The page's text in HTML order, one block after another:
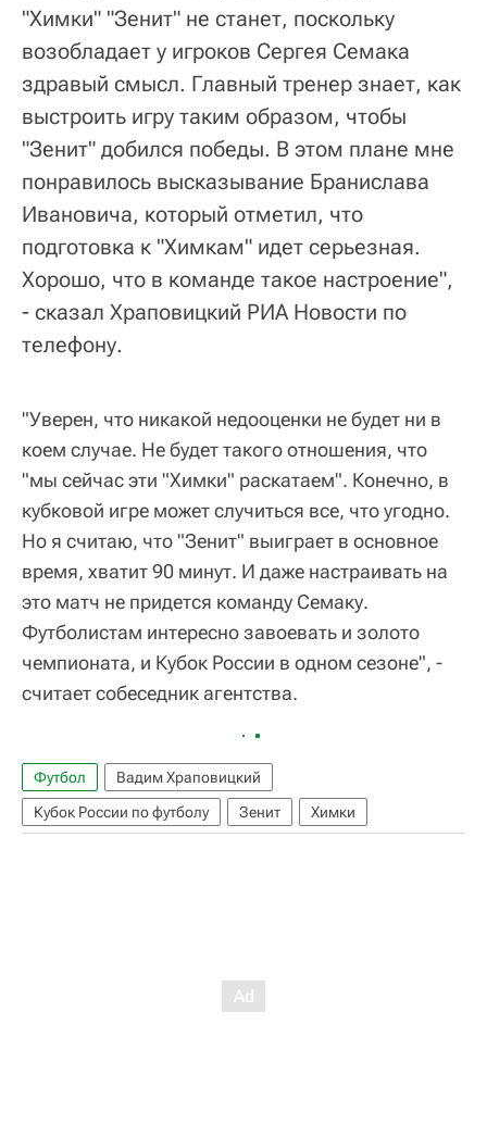
"Химки" "Зенит" не станет, поскольку
возобладает у игроков Сергея Семака
здравый смысл. Главный тренер знает, как
выстроить игру таким образом, чтобы
"Зенит" добился победы. В этом плане мне
понравилось высказывание Бранислава
Ивановича, который отметил, что
подготовка к "Химкам" идет серьезная.
Хорошо, что в команде такое настроение",
- сказал Храповицкий РИА Новости по
телефону.
"Уверен, что никакой недооценки не будет ни в
коем случае. Не будет такого отношения, что
"мы сейчас эти "Химки" раскатаем". Конечно, в
кубковой игре может случиться все, что угодно.
Но я считаю, что "Зенит" выиграет в основное
время, хватит 90 минут. И даже настраивать на
это матч не придется команду Семаку.
Футболистам интересно завоевать и золото
чемпионата, и Кубок России в одном сезоне", -
считает собеседник агентства.
Футбол
Вадим Храповицкий
Кубок России по футболу
Зенит Химки